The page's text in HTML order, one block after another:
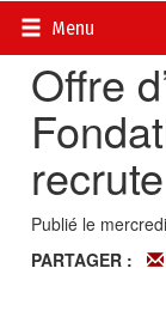
Menu
Accueil>
Offre
Publié le
PARTAGER :